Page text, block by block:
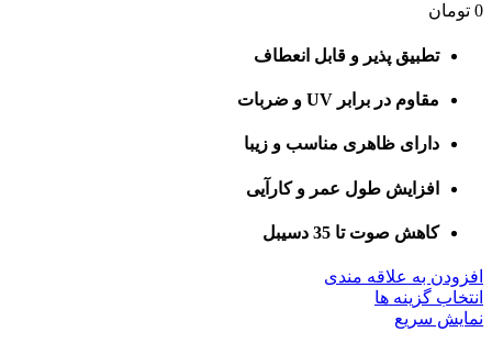
0 تومان
تطبیق پذیر و قابل انعطاف
مقاوم در برابر UV و ضربات
دارای ظاهری مناسب و زیبا
افزایش طول عمر و کارآیی
کاهش صوت تا 35 دسیبل
افزودن به علاقه مندی
انتخاب گزینه ها
نمایش سریع